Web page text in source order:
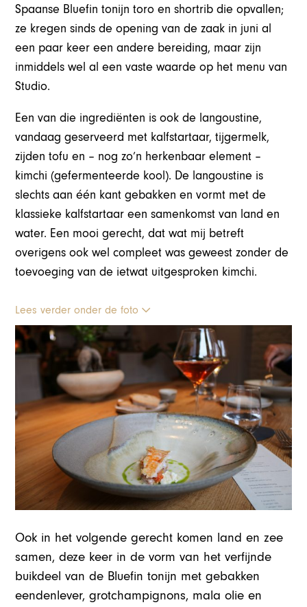
Spaanse Bluefin tonijn toro en shortrib die opvallen;
ze kregen sinds de opening van de zaak in juni al
een paar keer een andere bereiding, maar zijn
inmiddels wel al een vaste waarde op het menu van
Studio.
Een van die ingrediënten is ook de langoustine,
vandaag geserveerd met kalfstartaar, tijgermelk,
zijden tofu en – nog zo’n herkenbaar element –
kimchi (gefermenteerde kool). De langoustine is
slechts aan één kant gebakken en vormt met de
klassieke kalfstartaar een samenkomst van land en
water. Een mooi gerecht, dat wat mij betreft
overigens ook wel compleet was geweest zonder de
toevoeging van de ietwat uitgesproken kimchi.
Lees verder onder de foto
Ook in het volgende gerecht komen land en zee
samen, deze keer in de vorm van het verfijnde
buikdeel van de Bluefin tonijn met gebakken
eendenlever, grotchampignons, mala olie en